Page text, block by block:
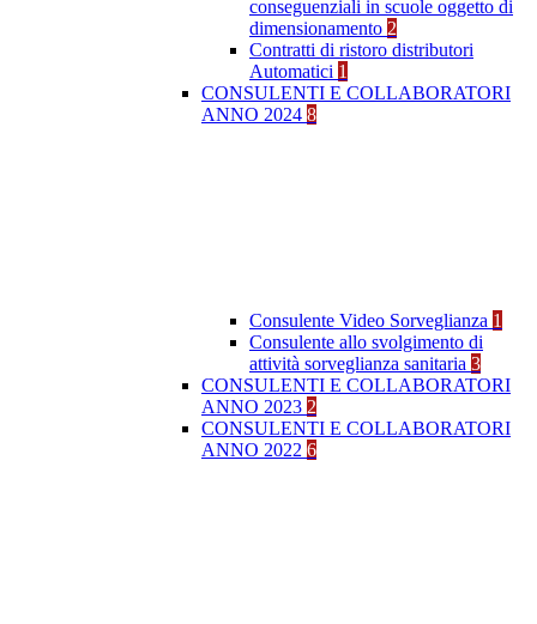
conseguenziali in scuole oggetto di
dimensionamento 2
Contratti di ristoro distributori
Automatici 1
CONSULENTI E COLLABORATORI
ANNO 2024 8
Consulente Video Sorveglianza 1
Consulente allo svolgimento di
attività sorveglianza sanitaria 3
CONSULENTI E COLLABORATORI
ANNO 2023 2
CONSULENTI E COLLABORATORI
ANNO 2022 6